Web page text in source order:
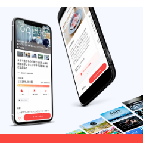
にイン
スタグ
ラムア
カウン
ト名・
メール
アドレ
スを御
記載く
ださ
い。ま
た、簡
単に宣
伝希望